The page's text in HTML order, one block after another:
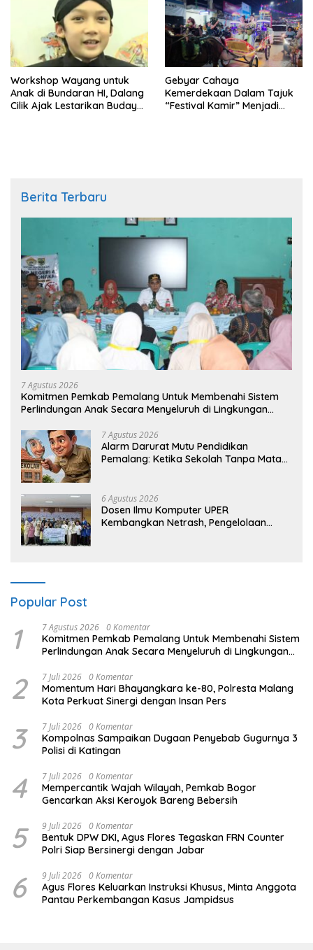
Workshop Wayang untuk
Anak di Bundaran HI, Dalang
Cilik Ajak Lestarikan Budaya
Gebyar Cahaya
Kemerdekaan Dalam Tajuk
“Festival Kamir” Menjadi
Berita Terbaru
7 Agustus 2026
Komitmen Pemkab Pemalang Untuk Membenahi Sistem
Perlindungan Anak Secara Menyeluruh di Lingkungan
7 Agustus 2026
Alarm Darurat Mutu Pendidikan
Pemalang: Ketika Sekolah Tanpa Mata
6 Agustus 2026
Dosen Ilmu Komputer UPER
Kembangkan Netrash, Pengelolaan
Popular Post
1 7 Agustus 2026 0 Komentar
Komitmen Pemkab Pemalang Untuk Membenahi Sistem
Perlindungan Anak Secara Menyeluruh di Lingkungan
2 7 Juli 2026 0 Komentar
Momentum Hari Bhayangkara ke-80, Polresta Malang
Kota Perkuat Sinergi dengan Insan Pers
3 7 Juli 2026 0 Komentar
Kompolnas Sampaikan Dugaan Penyebab Gugurnya 3
Polisi di Katingan
4 7 Juli 2026 0 Komentar
Mempercantik Wajah Wilayah, Pemkab Bogor
Gencarkan Aksi Keroyok Bareng Bebersih
5 9 Juli 2026 0 Komentar
Bentuk DPW DKI, Agus Flores Tegaskan FRN Counter
Polri Siap Bersinergi dengan Jabar
6 9 Juli 2026 0 Komentar
Agus Flores Keluarkan Instruksi Khusus, Minta Anggota
Pantau Perkembangan Kasus Jampidsus